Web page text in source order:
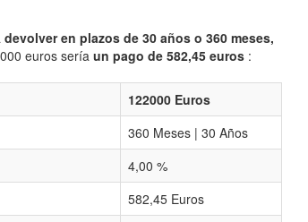
devolver en plazos de 30 años o 360 meses,
euros sería un pago de 582,45 euros :
122000 Euros
360 Meses | 30 Años
4,00 %
582,45 Euros